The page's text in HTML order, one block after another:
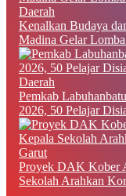
Daerah
Kenalkan Budaya
Madina Gelar
Daerah
Pemkab
2026, 50 Pelajar
Garut
Proyek DAK Kober
Sekolah Arahkan